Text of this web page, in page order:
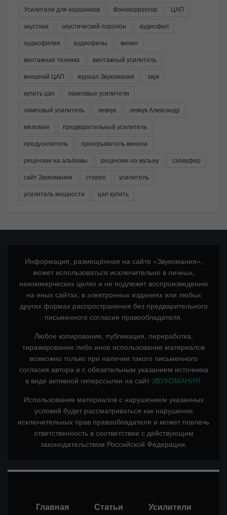
Усилители для наушников
Фонокорректор
ЦАП
акустика
акустический поролон
аудиофил
аудиофилия
аудиофилы
винил
винтажная техника
винтажный усилитель
внешний ЦАП
журнал Звукомания
звук
купить цап
ламповые усилители
ламповый усилитель
левчук
левчук Александр
меломан
предварительный усилитель
предусилитель
проигрыватель винила
рецензии на альбомы
рецензии на музыку
сабвуфер
сайт Звукомания
стерео
усилитель
усилитель мощности
цап купить
Информация, размещённая на сайте «Звукомания»,
может использоваться исключительно в личных,
некоммерческих целях и не подлежит воспроизведению
на иных сайтах, в электронных изданиях или любых
других формах распространения без предварительного
письменного согласия правообладателя.
Любое копирование, публикация, переработка,
тиражирование либо иное использование материалов
возможно только при наличии такого письменного
согласия автора и с обязательным указанием источника
в виде активной гиперссылки на сайт ЗВУКОМАНИЯ.
Использование материалов с нарушением указанных
условий будет рассматриваться как нарушение
исключительных прав правообладателя и может повлечь
ответственность в соответствии с действующим
законодательством Российской Федерации.
Главная Статьи Усилители